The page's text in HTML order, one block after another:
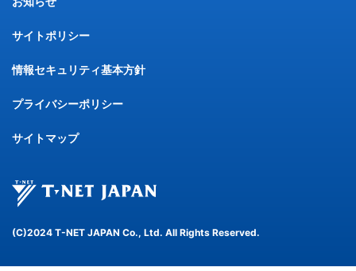
サイトポリシー
情報セキュリティ基本方針
プライバシーポリシー
サイトマップ
(C)2024 T-NET JAPAN Co., Ltd. All Rights Reserved.